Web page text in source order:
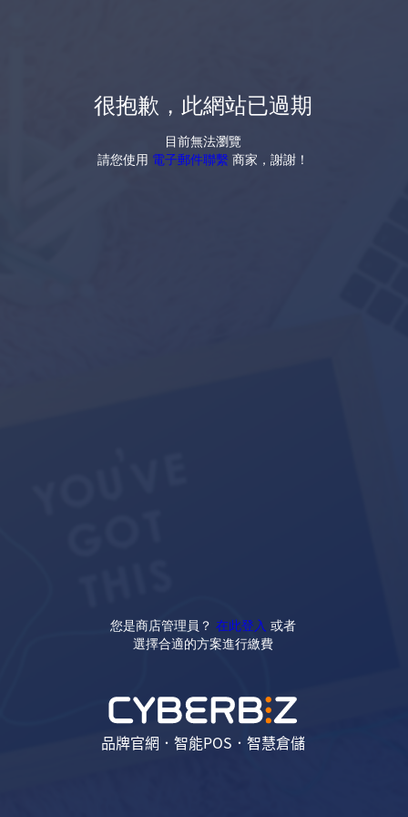
很抱歉，此網站已過期
目前無法瀏覽
請您使用 電子郵件聯繫 商家，謝謝！
您是商店管理員？ 在此登入 或者
選擇合適的方案進行繳費